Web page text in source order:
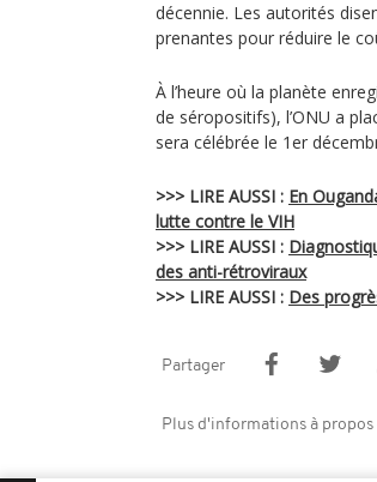
décennie. Les autorités
prenantes pour réduire le
À l’heure où la planète
de séropositifs), l’ONU a
sera célébrée le 1er
>>> LIRE AUSSI : En
lutte contre le VIH
>>> LIRE AUSSI :
des anti-rétroviraux
>>> LIRE AUSSI : Des
Partager
Plus d'informations à propos